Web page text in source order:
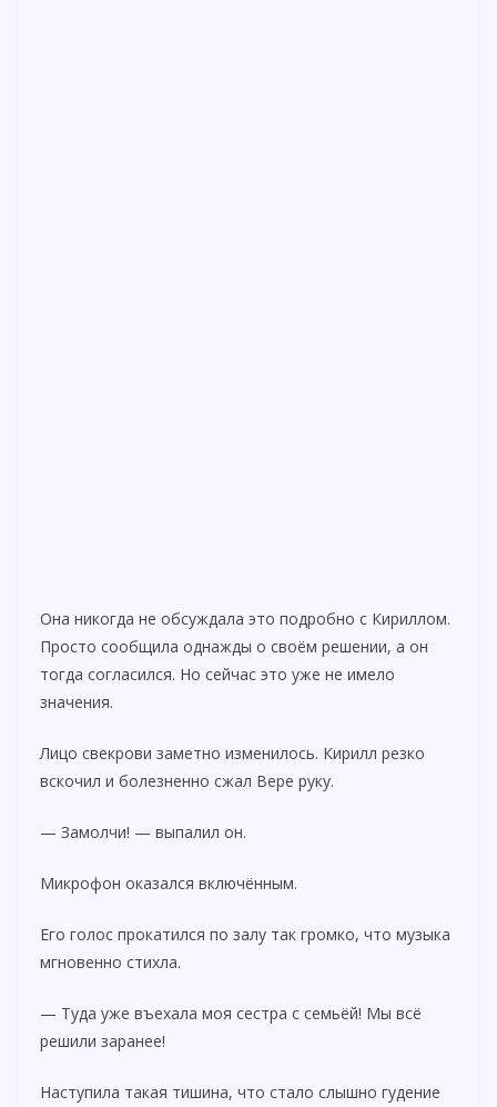
Она никогда не обсуждала это подробно с Кириллом.
Просто сообщила однажды о своём решении, а он
тогда согласился. Но сейчас это уже не имело
значения.
Лицо свекрови заметно изменилось. Кирилл резко
вскочил и болезненно сжал Вере руку.
— Замолчи! — выпалил он.
Микрофон оказался включённым.
Его голос прокатился по залу так громко, что музыка
мгновенно стихла.
— Туда уже въехала моя сестра с семьёй! Мы всё
решили заранее!
Наступила такая тишина, что стало слышно гудение